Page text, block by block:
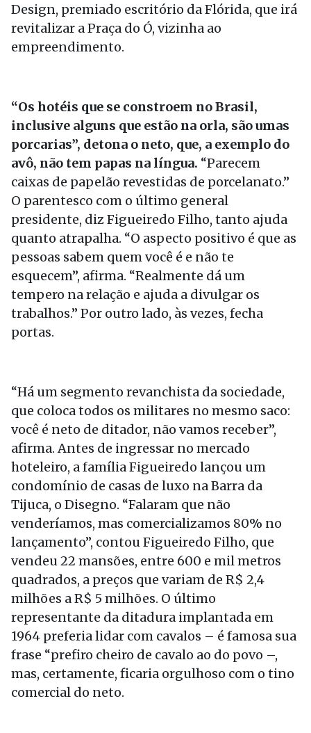
Design, premiado escritório da Flórida, que irá
revitalizar a Praça do Ó, vizinha ao
empreendimento.
“Os hotéis que se constroem no Brasil,
inclusive alguns que estão na orla, são umas
porcarias”, detona o neto, que, a exemplo do
avô, não tem papas na língua. “Parecem
caixas de papelão revestidas de porcelanato.”
O parentesco com o último general
presidente, diz Figueiredo Filho, tanto ajuda
quanto atrapalha. “O aspecto positivo é que as
pessoas sabem quem você é e não te
esquecem”, afirma. “Realmente dá um
tempero na relação e ajuda a divulgar os
trabalhos.” Por outro lado, às vezes, fecha
portas.
“Há um segmento revanchista da sociedade,
que coloca todos os militares no mesmo saco:
você é neto de ditador, não vamos receber”,
afirma. Antes de ingressar no mercado
hoteleiro, a família Figueiredo lançou um
condomínio de casas de luxo na Barra da
Tijuca, o Disegno. “Falaram que não
venderíamos, mas comercializamos 80% no
lançamento”, contou Figueiredo Filho, que
vendeu 22 mansões, entre 600 e mil metros
quadrados, a preços que variam de R$ 2,4
milhões a R$ 5 milhões. O último
representante da ditadura implantada em
1964 preferia lidar com cavalos – é famosa sua
frase “prefiro cheiro de cavalo ao do povo –,
mas, certamente, ficaria orgulhoso com o tino
comercial do neto.